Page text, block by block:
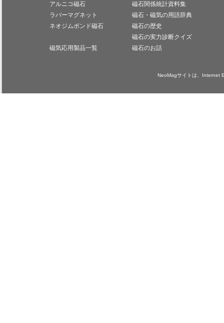
アルニコ磁石
ラバーマグネット
ネオジムボンド磁石
磁気応用製品一覧
磁石関係統計資料集
磁石・磁気の用語辞典
磁石の歴史
磁石の実力診断クイズ
磁石のお話
NeoMagサイトは、Internet